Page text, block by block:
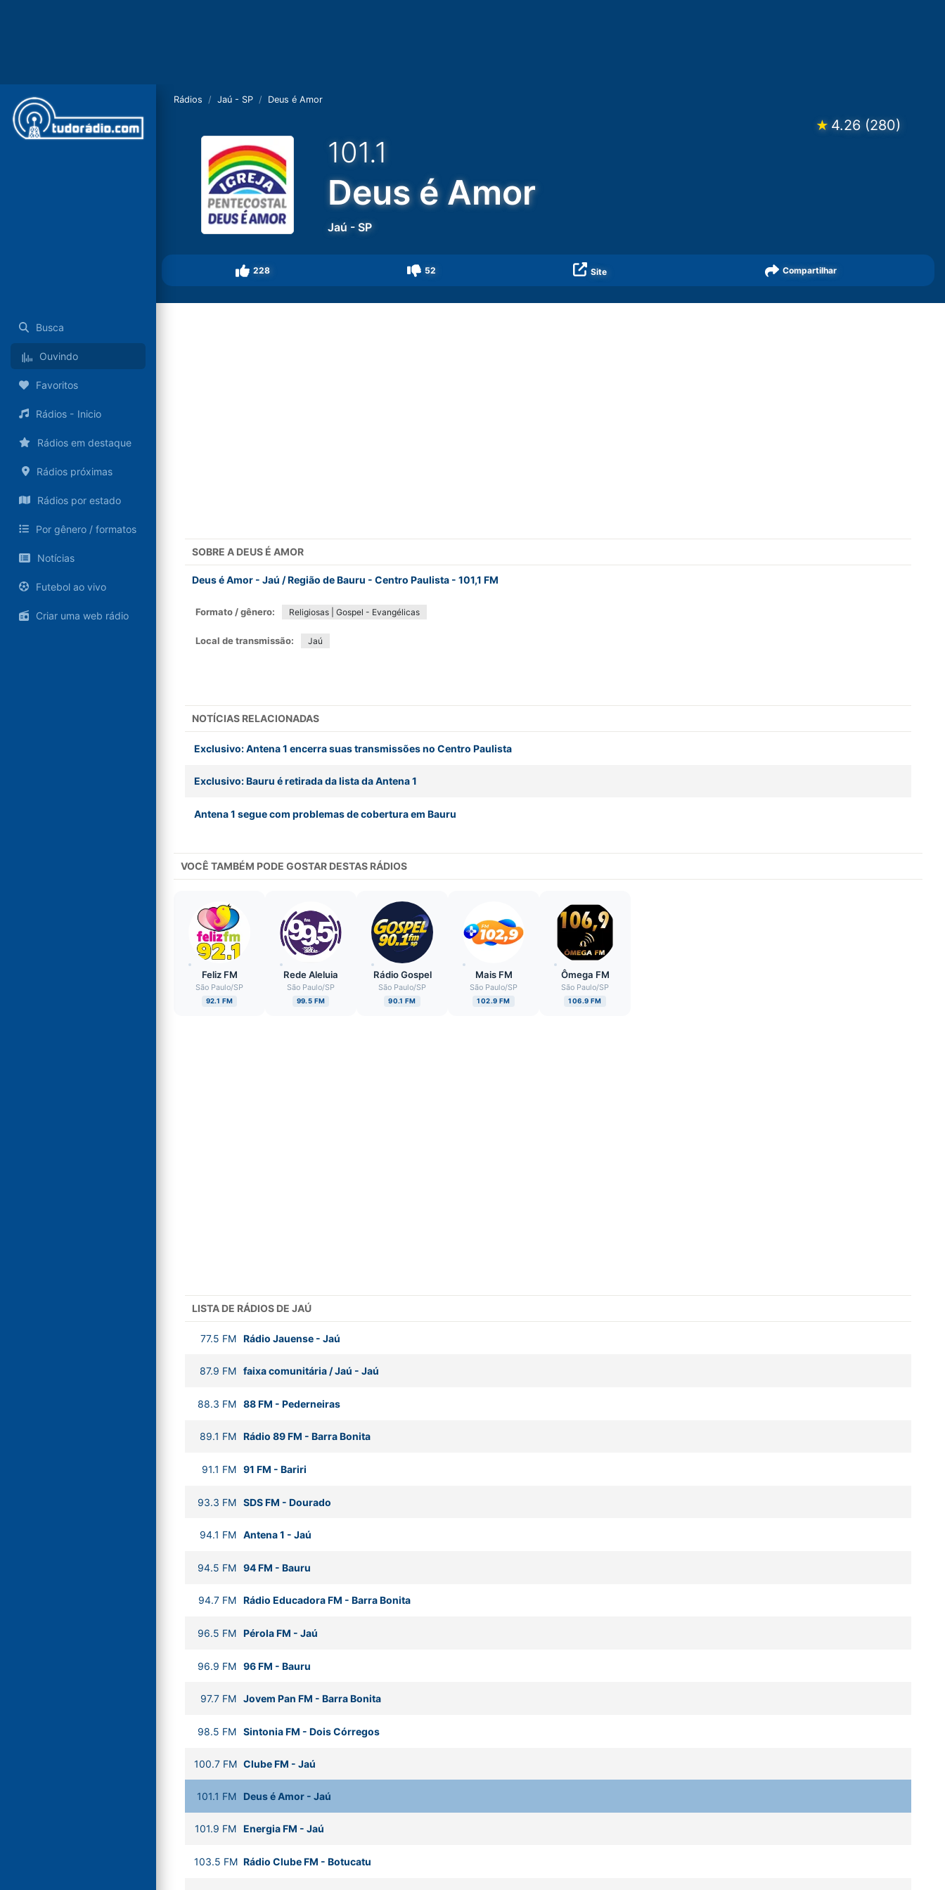
Busca
Ouvindo
Favoritos
Rádios - Inicio
Rádios em destaque
Rádios próximas
Rádios por estado
Por gênero / formatos
Notícias
Futebol ao vivo
Criar uma web rádio
Rádios Jaú - SP Deus é Amor
★ 4.26 (280)
101.1
Deus é Amor
Jaú -SP
228 52 Site Compartilhar
SOBRE A DEUS É AMOR
Deus é Amor - Jaú / Região de Bauru - Centro Paulista - 101,1 FM
Formato / gênero: Religiosas | Gospel - Evangélicas
Local de transmissão: Jaú
NOTÍCIAS RELACIONADAS
Exclusivo: Antena 1 encerra suas transmissões no Centro Paulista
Exclusivo: Bauru é retirada da lista da Antena 1
Antena 1 segue com problemas de cobertura em Bauru
VOCÊ TAMBÉM PODE GOSTAR DESTAS RÁDIOS
Feliz FM
São Paulo/SP
92.1 FM
Rede Aleluia
São Paulo/SP
99.5 FM
Rádio Gospel
São Paulo/SP
90.1 FM
Mais FM
São Paulo/SP
102.9 FM
Ômega FM
São Paulo/SP
106.9 FM
LISTA DE RÁDIOS DE JAÚ
77.5 FM Rádio Jauense- Jaú
87.9 FM faixa comunitária / Jaú - Jaú
88.3 FM 88 FM - Pederneiras
89.1 FM Rádio 89 FM - Barra Bonita
91.1 FM 91 FM - Bariri
93.3 FM SDS FM - Dourado
94.1 FM Antena 1 - Jaú
94.5 FM 94 FM - Bauru
94.7 FM Rádio Educadora FM - Barra Bonita
96.5 FM Pérola FM - Jaú
96.9 FM 96 FM - Bauru
97.7 FM Jovem Pan FM - Barra Bonita
98.5 FM Sintonia FM - Dois Córregos
100.7 FM Clube FM - Jaú
101.1 FM Deus é Amor- Jaú
101.9 FM Energia FM - Jaú
103.5 FM Rádio Clube FM - Botucatu